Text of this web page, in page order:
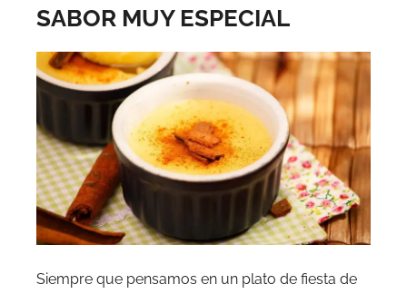
SABOR MUY ESPECIAL
Siempre que pensamos en un plato de fiesta de